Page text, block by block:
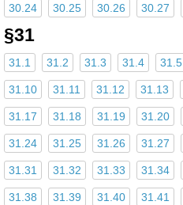
30.24 30.25 30.26 30.27
§31
31.1 31.2 31.3 31.4 31.5
31.10 31.11 31.12 31.13
31.17 31.18 31.19 31.20
31.24 31.25 31.26 31.27
31.31 31.32 31.33 31.34
31.38 31.39 31.40 31.41